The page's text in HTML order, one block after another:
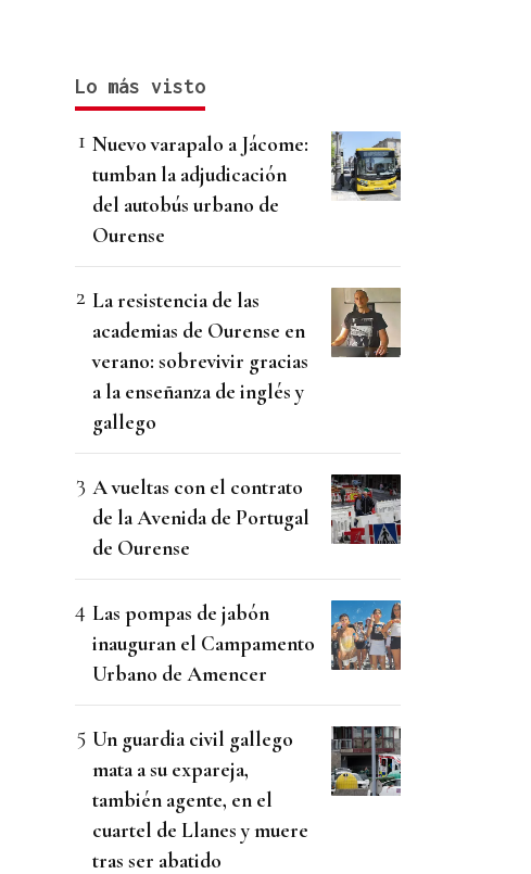
Lo más visto
Nuevo varapalo a Jácome:
tumban la adjudicación
del autobús urbano de
Ourense
La resistencia de las
academias de Ourense en
verano: sobrevivir gracias
a la enseñanza de inglés y
gallego
A vueltas con el contrato
de la Avenida de Portugal
de Ourense
Las pompas de jabón
inauguran el Campamento
Urbano de Amencer
Un guardia civil gallego
mata a su expareja,
también agente, en el
cuartel de Llanes y muere
tras ser abatido